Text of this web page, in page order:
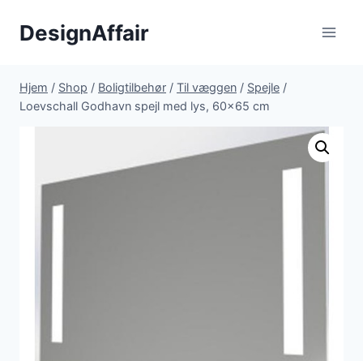
DesignAffair
Hjem / Shop / Boligtilbehør / Til væggen / Spejle /
Loevschall Godhavn spejl med lys, 60×65 cm